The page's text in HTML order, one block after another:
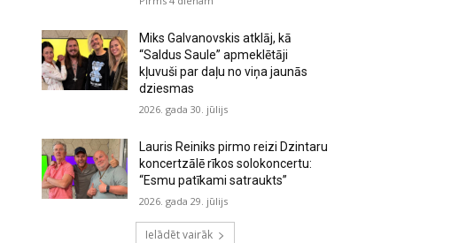
Miks Galvanovskis atklāj, kā
“Saldus Saule” apmeklētāji
kļuvuši par daļu no viņa jaunās
dziesmas
2026. gada 30. jūlijs
Lauris Reiniks pirmo reizi Dzintaru
koncertzālē rīkos solokoncertu:
“Esmu patīkami satraukts”
2026. gada 29. jūlijs
Ielādēt vairāk